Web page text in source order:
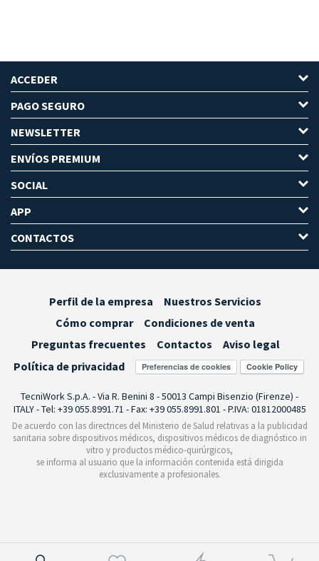
ACCEDER
PAGO SEGURO
NEWSLETTER
ENVÍOS PREMIUM
SOCIAL
APP
CONTACTOS
Perfil de la empresa
Nuestros Servicios
Cómo comprar
Condiciones de venta
Preguntas frecuentes
Contactos
Aviso legal
Política de privacidad
Preferencias de cookies
TecniWork S.p.A. - Via R. Benini 8 - 50013 Campi Bisenzio (Firenze) -
ITALY - Tel: +39 055.8991.71 - Fax: +39 055.8991.801 - P.IVA: 01812000485
De acuerdo con las directrices del Ministerio de Salud relativas a la publicidad
sanitaria sobre dispositivos médicos, dispositivos médicos de diagnóstico in
vitro y productos médico-quirúrgicos,
se informa al usuario que la información contenida está dirigida
exclusivamente a profesionales.